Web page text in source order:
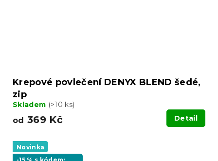
Krepové povlečení DENYX BLEND šedé,
zip
Skladem (>10 ks)
od 369 Kč Detail
Novinka